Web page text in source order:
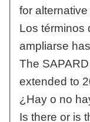
for alternative
Los términos
ampliarse
The
extended to
¿Hay o no
Is there or is